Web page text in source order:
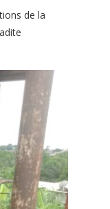
de la